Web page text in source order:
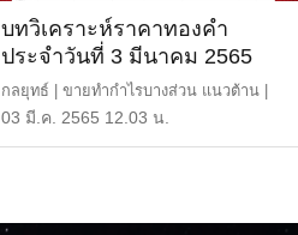
บทวิเคราะห์ราคาทองคำ
ประจำวันที่ 3 มีนาคม 2565
กลยุทธ์ | ขายทำกำไรบางส่วน แนวต้าน |
1940 หรือ 29,770 บ […]
03 มี.ค. 2565 12.03 น.